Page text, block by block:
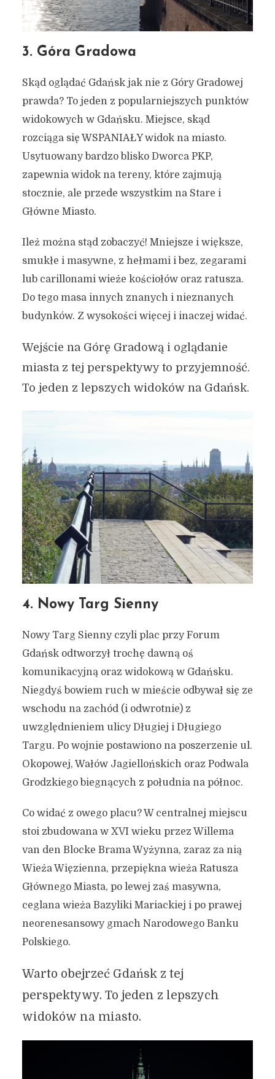
3. Góra Gradowa
Skąd oglądać Gdańsk jak nie z Góry Gradowej
prawda? To jeden z popularniejszych punktów
widokowych w Gdańsku. Miejsce, skąd
rozciąga się WSPANIAŁY widok na miasto.
Usytuowany bardzo blisko Dworca PKP,
zapewnia widok na tereny, które zajmują
stocznie, ale przede wszystkim na Stare i
Główne Miasto.
Ileż można stąd zobaczyć! Mniejsze i większe,
smukłe i masywne, z hełmami i bez, zegarami
lub carillonami wieże kościołów oraz ratusza.
Do tego masa innych znanych i nieznanych
budynków. Z wysokości więcej i inaczej widać.
Wejście na Górę Gradową i oglądanie
miasta z tej perspektywy to przyjemność.
To jeden z lepszych widoków na Gdańsk.
4. Nowy Targ Sienny
Nowy Targ Sienny czyli plac przy Forum
Gdańsk odtworzył trochę dawną oś
komunikacyjną oraz widokową w Gdańsku.
Niegdyś bowiem ruch w mieście odbywał się ze
wschodu na zachód (i odwrotnie) z
uwzględnieniem ulicy Długiej i Długiego
Targu. Po wojnie postawiono na poszerzenie ul.
Okopowej, Wałów Jagiellońskich oraz Podwala
Grodzkiego biegnących z południa na północ.
Co widać z owego placu? W centralnej miejscu
stoi zbudowana w XVI wieku przez Willema
van den Blocke Brama Wyżynna, zaraz za nią
Wieża Więzienna, przepiękna wieża Ratusza
Głównego Miasta, po lewej zaś masywna,
ceglana wieża Bazyliki Mariackiej i po prawej
neorenesansowy gmach Narodowego Banku
Polskiego.
Warto obejrzeć Gdańsk z tej
perspektywy. To jeden z lepszych
widoków na miasto.